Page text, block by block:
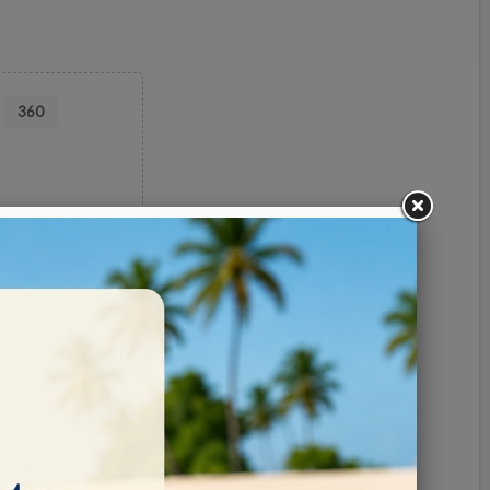
360